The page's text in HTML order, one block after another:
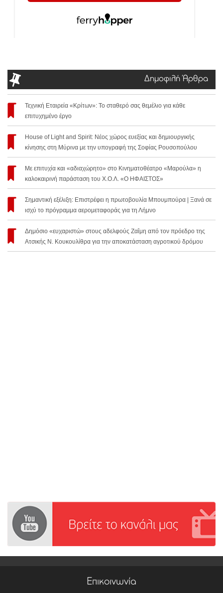
Δημοφιλή Άρθρα
Τεχνική Εταιρεία «Κρίτων»: Το σταθερό σας θεμέλιο για κάθε
επιτυχημένο έργο
House of Light and Spirit: Νέος χώρος ευεξίας και δημιουργικής
κίνησης στη Μύρινα με την υπογραφή της Σοφίας Ρουσοπούλου
Με επιτυχία και «αδιαχώρητο» στο Κινηματοθέατρο «Μαρούλα» η
καλοκαιρινή παράσταση του Χ.Ο.Λ. «Ο ΗΦΑΙΣΤΟΣ»
Σημαντική εξέλιξη: Επιστρέφει η πρωτοβουλία Μπουμπούρα | Ξανά σε
ισχύ το πρόγραμμα αερομεταφοράς για τη Λήμνο
Δημόσιο «ευχαριστώ» στους αδελφούς Ζαΐμη από τον πρόεδρο της
Ατσικής Ν. Κουκουλίθρα για την αποκατάσταση αγροτικού δρόμου
Επικοινωνία